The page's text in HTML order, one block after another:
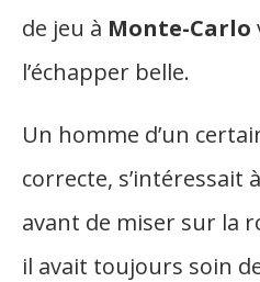
de jeu à Monte-Carlo
l’échapper belle.
Un homme d’un
correcte, s’intéressait
avant de miser sur la
il avait toujours soin